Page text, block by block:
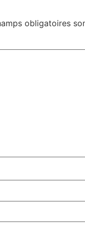
obligatoires